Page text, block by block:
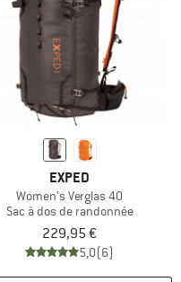
EXPED
Women's Verglas 40
Sac à dos de randonnée
229,95 €
5,0(6)